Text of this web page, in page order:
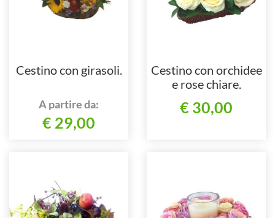
Cestino con girasoli.
A partire da:
€ 29,00
Cestino con orchidee
e rose chiare.
€ 30,00